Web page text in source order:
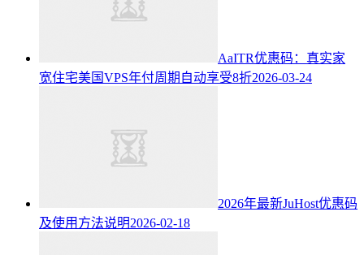
AaITR优惠码：真实家
宽住宅美国VPS年付周期自动享受8折2026-03-24
2026年最新JuHost优惠码
及使用方法说明2026-02-18